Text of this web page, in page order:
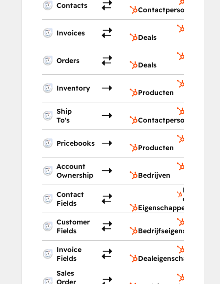
Contacts
Contactpersonen
Invoices
Deals
Orders
Deals
Inventory
Producten
Ship
To's
Contactpersonen
Pricebooks
Producten
Account
Ownership
Bedrijven
Contact
Fields
Eigenschappen
Customer
Fields
Bedrijfseigenschappen
Invoice
Fields
Dealeigenschappen
Sales
Order